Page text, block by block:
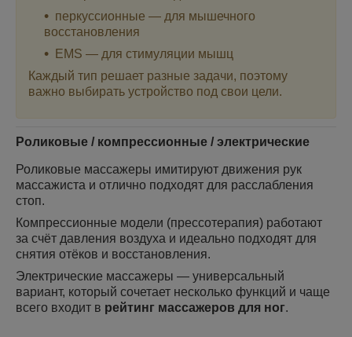
перкуссионные — для мышечного
восстановления
EMS — для стимуляции мышц
Каждый тип решает разные задачи, поэтому
важно выбирать устройство под свои цели.
Роликовые / компрессионные / электрические
Роликовые массажеры имитируют движения рук
массажиста и отлично подходят для расслабления
стоп.
Компрессионные модели (прессотерапия) работают
за счёт давления воздуха и идеально подходят для
снятия отёков и восстановления.
Электрические массажеры — универсальный
вариант, который сочетает несколько функций и чаще
всего входит в рейтинг массажеров для ног.